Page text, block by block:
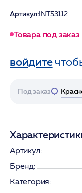
Артикул:INT53112
Товара под заказ
войдите
Под заказ
Артикул:
Бренд:
Категория: